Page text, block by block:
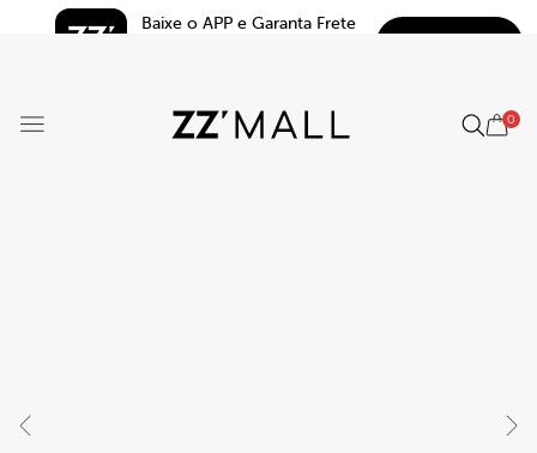
Baixe o APP e Garanta Frete
0